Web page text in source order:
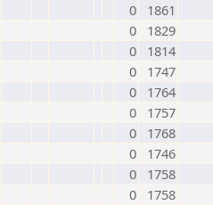
0
1861
0
1829
0
1814
0
1747
0
1764
0
1757
0
1768
0
1746
0
1758
0
1758